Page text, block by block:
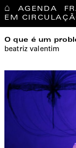
⌂ AGENDA
EM
O que é um
beatriz valentim